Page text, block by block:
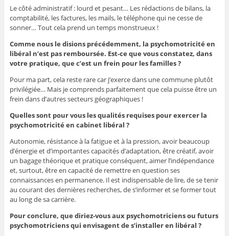
Le côté administratif : lourd et pesant… Les rédactions de bilans, la
comptabilité, les factures, les mails, le téléphone qui ne cesse de
sonner… Tout cela prend un temps monstrueux !
Comme nous le disions précédemment, la psychomotricité en
libéral n’est pas remboursée. Est-ce que vous constatez, dans
votre pratique, que c’est un frein pour les familles ?
Pour ma part, cela reste rare car j’exerce dans une commune plutôt
privilégiée… Mais je comprends parfaitement que cela puisse être un
frein dans d’autres secteurs géographiques !
Quelles sont pour vous les qualités requises pour exercer la
psychomotricité en cabinet libéral ?
Autonomie, résistance à la fatigue et à la pression, avoir beaucoup
d’énergie et d’importantes capacités d’adaptation, être créatif, avoir
un bagage théorique et pratique conséquent, aimer l’indépendance
et, surtout, être en capacité de remettre en question ses
connaissances en permanence. Il est indispensable de lire, de se tenir
au courant des dernières recherches, de s’informer et se former tout
au long de sa carrière.
Pour conclure, que diriez-vous aux psychomotriciens ou futurs
psychomotriciens qui envisagent de s’installer en libéral ?